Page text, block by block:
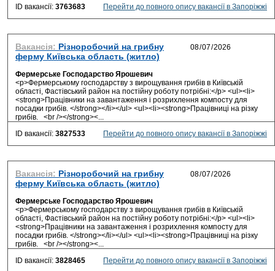
ID вакансії: 3763683 Перейти до повного опису вакансії в Запоріжжі
Вакансія: Різноробочий на грибну
ферму Київська область (житло)
Фермерське Господарство Ярошевич
<p>Фермерському господарству з вирощування грибів в Київській
області, Фастівський район на постійну роботу потрібні:</p> <ul><li>
<strong>Працівники на завантаження і розрихлення компосту для
посадки грибів. </strong></li></ul> <ul><li><strong>Працівниці на різку
грибів. <br /></strong><...
ID вакансії: 3827533 Перейти до повного опису вакансії в Запоріжжі
Вакансія: Різноробочий на грибну
ферму Київська область (житло)
Фермерське Господарство Ярошевич
<p>Фермерському господарству з вирощування грибів в Київській
області, Фастівський район на постійну роботу потрібні:</p> <ul><li>
<strong>Працівники на завантаження і розрихлення компосту для
посадки грибів. </strong></li></ul> <ul><li><strong>Працівниці на різку
грибів. <br /></strong><...
ID вакансії: 3828465 Перейти до повного опису вакансії в Запоріжжі